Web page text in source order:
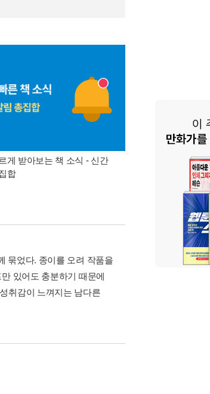
게 받아보는 책 소식 - 신간
합
경기컬처패스 1만
묶었다. 종이를 오려 작품을
있어도 충분하기 때문에
취감이 느껴지는 남다른